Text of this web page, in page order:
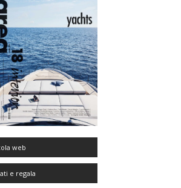
web
e regala